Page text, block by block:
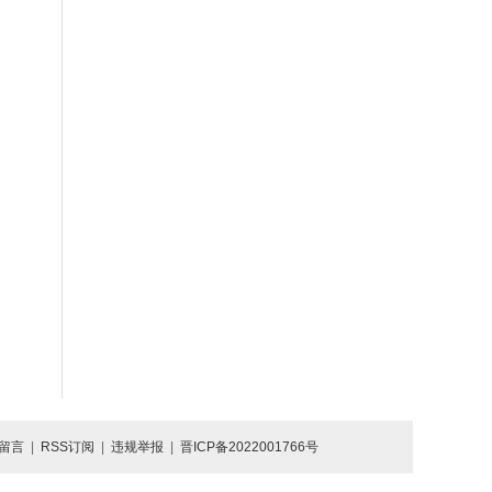
言 RSS订阅 违规举报 晋ICP备2022001766号